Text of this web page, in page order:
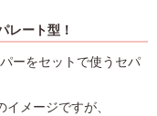
レート型！
ーをセットで使うセパ
メージですが、